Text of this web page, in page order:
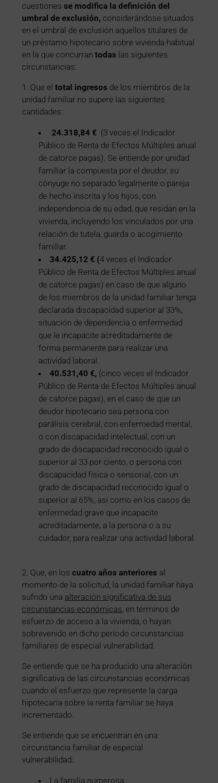
cuestiones se modifica la definición del
umbral de exclusión, considerándose situados
en el umbral de exclusión aquellos titulares de
un préstamo hipotecario sobre vivienda habitual
en la que concurran todas las siguientes
circunstancias:
1. Que el total ingresos de los miembros de la
unidad familiar no supere las siguientes
cantidades:
24.318,84 € (3 veces el Indicador
Público de Renta de Efectos Múltiples anual
de catorce pagas). Se entiende por unidad
familiar la compuesta por el deudor, su
cónyuge no separado legalmente o pareja
de hecho inscrita y los hijos, con
independencia de su edad, que residan en la
vivienda, incluyendo los vinculados por una
relación de tutela, guarda o acogimiento
familiar.
34.425,12 € (4 veces el Indicador
Público de Renta de Efectos Múltiples anual
de catorce pagas) en caso de que alguno
de los miembros de la unidad familiar tenga
declarada discapacidad superior al 33%,
situación de dependencia o enfermedad
que le incapacite acreditadamente de
forma permanente para realizar una
actividad laboral.
40.531,40 €, (cinco veces el Indicador
Público de Renta de Efectos Múltiples anual
de catorce pagas), en el caso de que un
deudor hipotecario sea persona con
parálisis cerebral, con enfermedad mental,
o con discapacidad intelectual, con un
grado de discapacidad reconocido igual o
superior al 33 por ciento, o persona con
discapacidad física o sensorial, con un
grado de discapacidad reconocido igual o
superior al 65%, así como en los casos de
enfermedad grave que incapacite
acreditadamente, a la persona o a su
cuidador, para realizar una actividad laboral.
2. Que, en los cuatro años anteriores al
momento de la solicitud, la unidad familiar haya
sufrido una alteración significativa de sus
circunstancias económicas, en términos de
esfuerzo de acceso a la vivienda, o hayan
sobrevenido en dicho período circunstancias
familiares de especial vulnerabilidad.
Se entiende que se ha producido una alteración
significativa de las circunstancias económicas
cuando el esfuerzo que represente la carga
hipotecaria sobre la renta familiar se haya
incrementado.
Se entiende que se encuentran en una
circunstancia familiar de especial
vulnerabilidad:
La familia numerosa.